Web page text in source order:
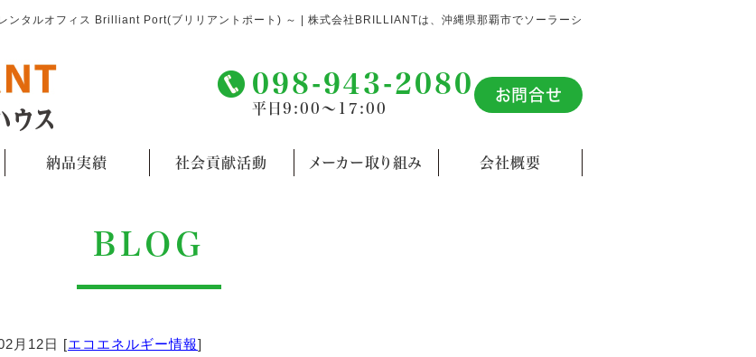
ンタルオフィス Brilliant Port(ブリリアントポート) ～ | 株式会社BRILLIANTは、沖縄県那覇市でソーラーシ
098-943-2080
平日9:00～17:00
お問合せ
納品実績 社会貢献活動 メーカー取り組み 会社概要
BLOG
月12日 [エコエネルギー情報]